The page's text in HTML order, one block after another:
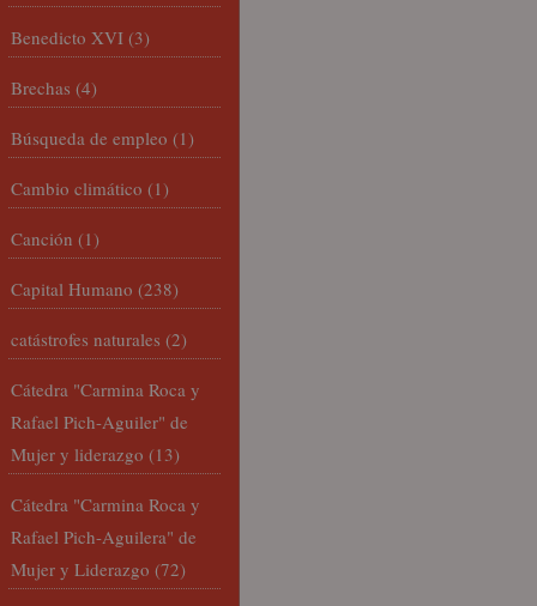
Benedicto XVI (3)
Brechas (4)
Búsqueda de empleo (1)
Cambio climático (1)
Canción (1)
Capital Humano (238)
catástrofes naturales (2)
Cátedra "Carmina Roca y
Rafael Pich-Aguiler" de
Mujer y liderazgo (13)
Cátedra "Carmina Roca y
Rafael Pich-Aguilera" de
Mujer y Liderazgo (72)